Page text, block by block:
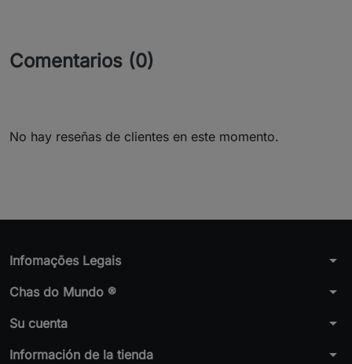
Comentarios (0)
No hay reseñas de clientes en este momento.
Infomações Legais arrow_drop_down
Chas do Mundo ® arrow_drop_down
Su cuenta arrow_drop_down
Información de la tienda arrow_drop_down